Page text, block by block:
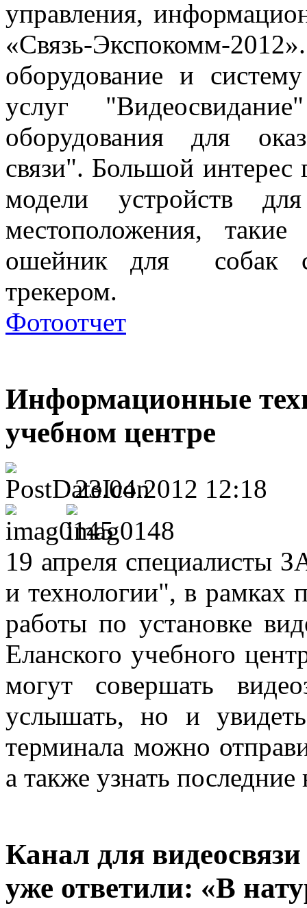
управления,
«Связь-Экспокомм-
оборудование и
услуг
оборудования для
связи". Большой интерес
модели устройств
местоположения,
ошейник для собак
трекером.
Фотоотчет
Информационные
учебном центре
23.04.2012 12:18
19 апреля специалисты
и технологии", в рамках
работы по установке
Еланского учебного
могут совершать
услышать, но и
терминала можно
а также узнать
Канал для
уже ответили: «В